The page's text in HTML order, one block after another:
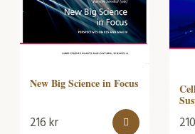
New Big Science in Focus
216kr 210